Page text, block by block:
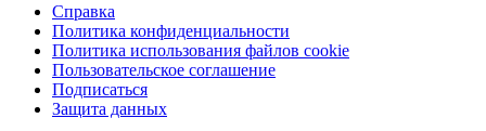
Справка
Политика конфиденциальности
Политика использования файлов cookie
Пользовательское соглашение
Подписаться
Защита данных